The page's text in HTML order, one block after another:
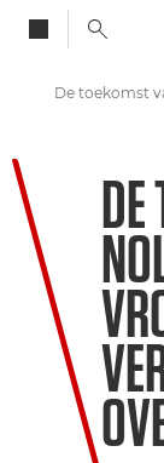
Welkom bij